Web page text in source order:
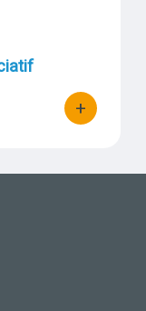
+
bouton